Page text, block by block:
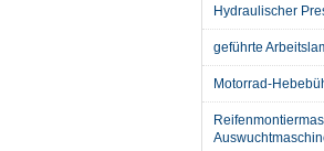
Hydraulischer
geführte
Motorrad-